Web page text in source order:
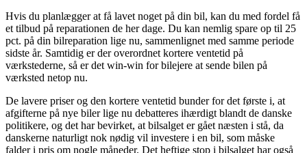
Hvis du planlægger at få lavet noget på din bil, kan du med fordel få
et tilbud på reparationen de her dage. Du kan nemlig spare op til 25
pct. på din bilreparation lige nu, sammenlignet med samme periode
sidste år. Samtidig er der overordnet kortere ventetid på
værkstederne, så er det win-win for bilejere at sende bilen på
værksted netop nu.
De lavere priser og den kortere ventetid bunder for det første i, at
afgifterne på nye biler lige nu debatteres ihærdigt blandt de danske
politikere, og det har bevirket, at bilsalget er gået næsten i stå, da
danskerne naturligt nok nødig vil investere i en bil, som måske
falder i pris om nogle måneder. Det heftige stop i bilsalget har også